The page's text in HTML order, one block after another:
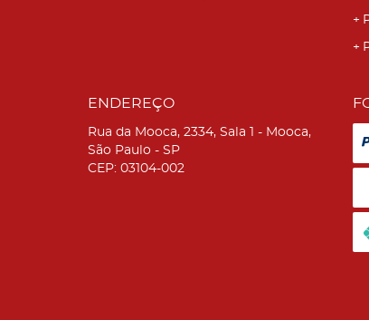
ENDEREÇO
Rua da Mooca, 2334, Sala 1 - Mooca,
São Paulo - SP
CEP: 03104-002